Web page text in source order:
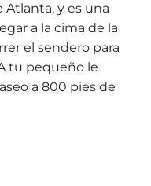
y es una
a la cima de la
el sendero para
tu pequeño le
a 800 pies de